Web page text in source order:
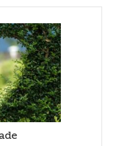
zelene skulpture
zelene ograde je
živih ograda.